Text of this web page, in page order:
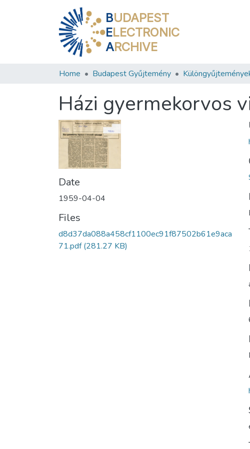
BUDAPEST
ELECTRONIC
ARCHIVE
Home Budapest Gyűjtemény
Házi gyermekorvos
Date
1959-04-04
Files
d8d37da088a458cf1100ec91f87502b61e9aca
71.pdf(281.27 KB)